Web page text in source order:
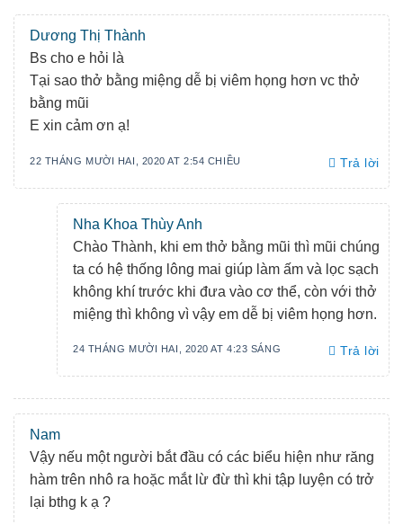
Dương Thị Thành
Bs cho e hỏi là
Tại sao thở bằng miệng dễ bị viêm họng hơn vc thở
bằng mũi
E xin cảm ơn ạ!
22 THÁNG MƯỜI HAI, 2020 AT 2:54 CHIỀU Trả lời
Nha Khoa Thùy Anh
Chào Thành, khi em thở bằng mũi thì mũi chúng
ta có hệ thống lông mai giúp làm ấm và lọc sạch
không khí trước khi đưa vào cơ thể, còn với thở
miệng thì không vì vậy em dễ bị viêm họng hơn.
24 THÁNG MƯỜI HAI, 2020 AT 4:23 SÁNG Trả lời
Nam
Vậy nếu một người bắt đầu có các biểu hiện như răng
hàm trên nhô ra hoặc mắt lừ đừ thì khi tập luyện có trở
lại bthg k ạ ?